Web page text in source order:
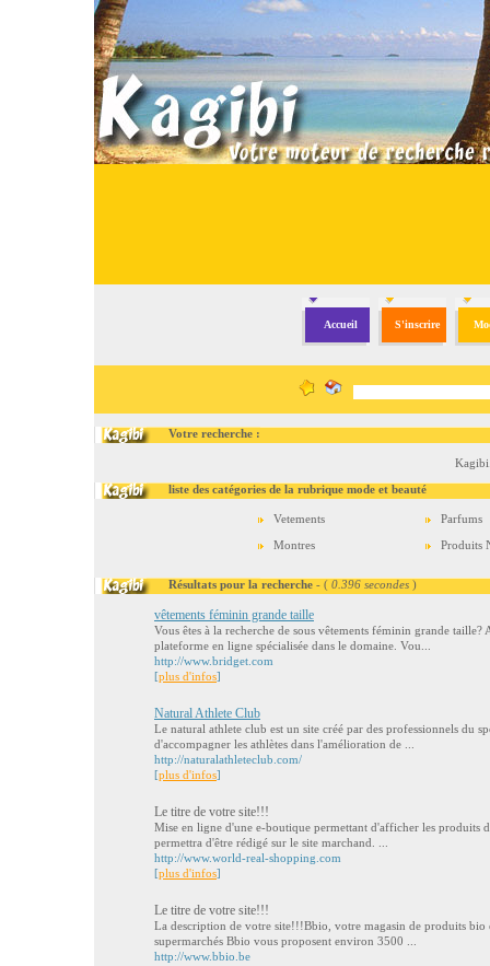
Accueil S'inscrire
Votre recherche :
liste des catégories de la rubrique mode et beauté
Vetements
Parfums
Montres
Produits
Résultats pour la recherche - ( 0.396 secondes )
vêtements féminin grande taille
Vous êtes à la recherche de sous vêtements féminin grande taille?
plateforme en ligne spécialisée dans le domaine. Vou...
http://www.bridget.com
[plus d'infos]
Natural Athlete Club
Le natural athlete club est un site créé par des professionnels du
d'accompagner les athlètes dans l'amélioration de ...
http://naturalathleteclub.com/
[plus d'infos]
Le titre de votre site!!!
Mise en ligne d'une e-boutique permettant d'afficher les produits
permettra d'être rédigé sur le site marchand. ...
http://www.world-real-shopping.com
[plus d'infos]
Le titre de votre site!!!
La description de votre site!!!Bbio, votre magasin de produits bio
supermarchés Bbio vous proposent environ 3500 ...
http://www.bbio.be